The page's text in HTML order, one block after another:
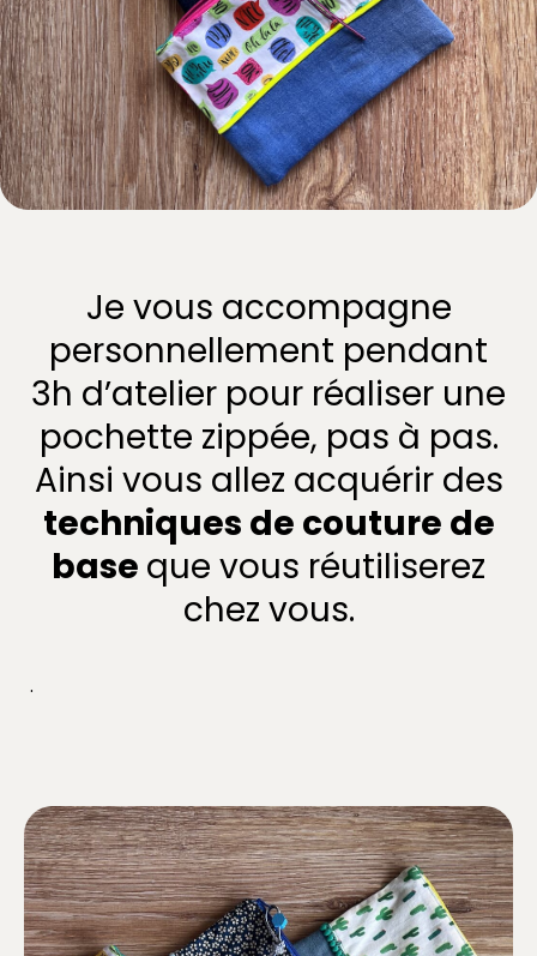
Je vous accompagne
personnellement pendant
3h d’atelier pour réaliser une
pochette zippée, pas à pas.
Ainsi vous allez acquérir des
techniques de couture de
base que vous réutiliserez
chez vous.
.